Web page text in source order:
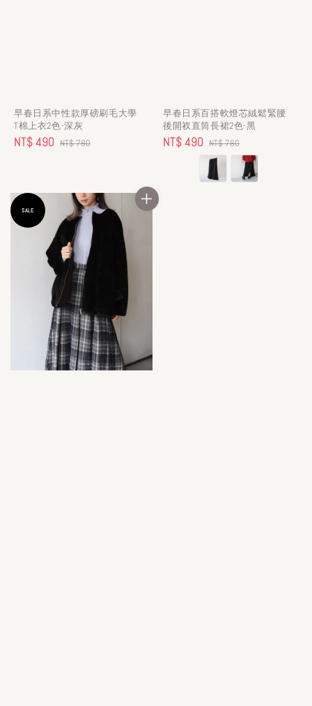
早春日系中性款厚磅刷毛大學
T棉上衣2色-深灰
Sale
NT$ 490 Regular
NT$ 780
早春日系百搭軟燈芯絨鬆緊腰
後開衩直筒長裙2色-黑
Sale
NT$ 490 Regular
price
NT$ 780
SALE